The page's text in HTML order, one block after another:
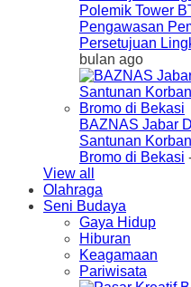
Polemik Tower
Pengawasan
Persetujuan
bulan ago
BAZNAS Jabar
Santunan
Bromo di Bekasi
View all
Olahraga
Seni Budaya
Gaya Hidup
Hiburan
Keagamaan
Pariwisata